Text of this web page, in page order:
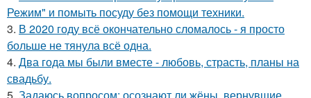
Режим" и помыть посуду без помощи техники.
3. В 2020 году всё окончательно сломалось - я просто
больше не тянула всё одна.
4. Два года мы были вместе - любовь, страсть, планы на
свадьбу.
5. Задаюсь вопросом: осознают ли жёны, вернувшие